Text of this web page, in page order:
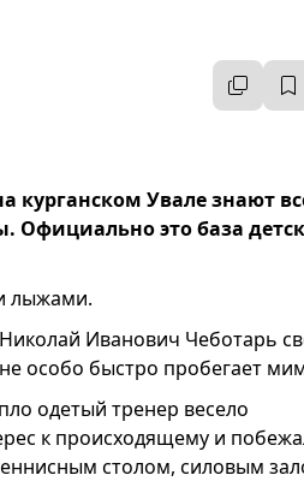
курганском Увале знают
это база
лыжами.
Иванович Чеботарь
особо быстро пробегает
одетый тренер весело
к происходящему и
столом, силовым